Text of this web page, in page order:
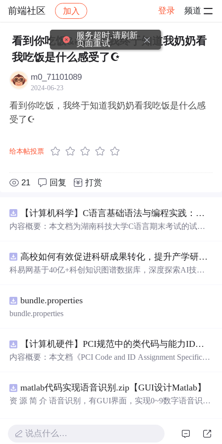
前端社区 加入 登录 频道
社区 前端社区 感慨 帖子详情
看到你吃饭&#xff0c;我终于知道我奶奶看
我吃饭是什么感受了☪
m0_71101089
2024-06-23
看到你吃饭，我终于知道我奶奶看我吃饭是什么感
受了☪
给本帖投票
21 回复 打赏
【计算机科学】C语言基础语法与编程实践：湖南科技大学期末考试核心知识点解析
内容概要：本文档为湖南科技大学C语言期末考试的试题
循环）、数组、字符串处理、函数定义与调用、指针初步
等内容。题目形式为单项选择题，每道题后附有正确答
业学习C语言课程的学生，特别是准备期末考试或需要强
化基础知识的初学者。; 使用场景及目标：①用于考前复
习，检验对C语言核心概念的掌握程度；②辅助教师出题
辑分析能力。; 阅读建议：建议结合教材和上机实践进行练
习，重点关注易错题和涉及复杂逻辑控制的题目，理解每
道题背后的程序执行流程，以达到真正掌握语言特性的目
高校如何有效促进科研成果转化，提升产学研合作效率？.docx
科易网基于40亿+科创知识图谱数据库，深度探索AI技术
新领域的AI+数智化解决方案，推动科技创新与产业创新
智能化发展。
bundle.properties
bundle.properties
【计算机硬件】PCI规范中的类代码与能力ID分配：设备功能分类及扩展能力标识系统设计
内容概要：本文档《PCI Code and ID Assignment Specificati
力标识（Extended Capability IDs）的标准编码规范。文档
详细列出了各类设备的功能分类，包括存储控制器、网络
matlab代码实现语音识别.zip【GUI设计Matlab】
资 源 简 介 语音识别，有GUI界面，实现0~9数字语音识别
术，它可以将人类的语音转换为计算机可以理解的文本。
说点什么…
服务超时,请刷新
页面重试